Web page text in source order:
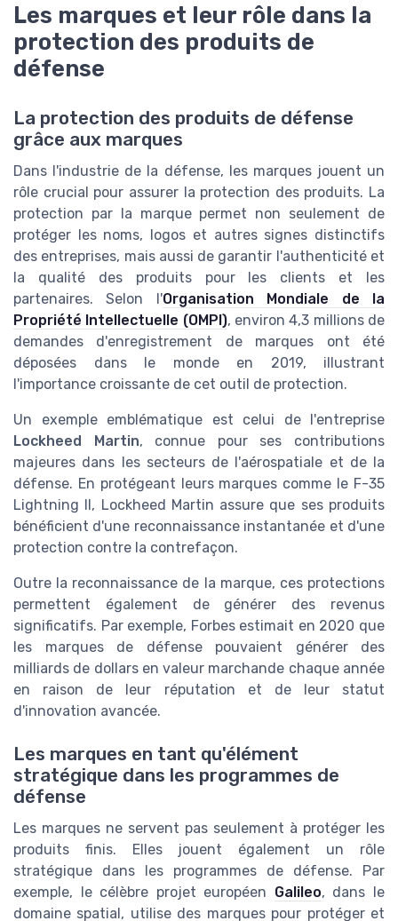
Les marques et leur rôle dans la
protection des produits de
défense
La protection des produits de défense
grâce aux marques
Dans l'industrie de la défense, les marques jouent un
rôle crucial pour assurer la protection des produits. La
protection par la marque permet non seulement de
protéger les noms, logos et autres signes distinctifs
des entreprises, mais aussi de garantir l'authenticité et
la qualité des produits pour les clients et les
partenaires. Selon l'Organisation Mondiale de la
Propriété Intellectuelle (OMPI), environ 4,3 millions de
demandes d'enregistrement de marques ont été
déposées dans le monde en 2019, illustrant
l'importance croissante de cet outil de protection.
Un exemple emblématique est celui de l'entreprise
Lockheed Martin, connue pour ses contributions
majeures dans les secteurs de l'aérospatiale et de la
défense. En protégeant leurs marques comme le F-35
Lightning II, Lockheed Martin assure que ses produits
bénéficient d'une reconnaissance instantanée et d'une
protection contre la contrefaçon.
Outre la reconnaissance de la marque, ces protections
permettent également de générer des revenus
significatifs. Par exemple, Forbes estimait en 2020 que
les marques de défense pouvaient générer des
milliards de dollars en valeur marchande chaque année
en raison de leur réputation et de leur statut
d'innovation avancée.
Les marques en tant qu'élément
stratégique dans les programmes de
défense
Les marques ne servent pas seulement à protéger les
produits finis. Elles jouent également un rôle
stratégique dans les programmes de défense. Par
exemple, le célèbre projet européen Galileo, dans le
domaine spatial, utilise des marques pour protéger et